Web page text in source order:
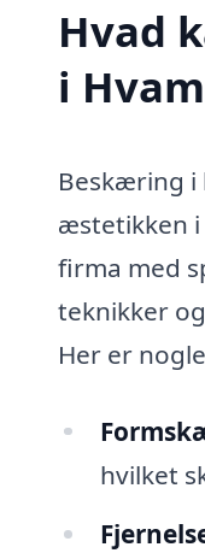
Hvad
i
Beskæring i
æstetikken i
firma med
teknikker
Her er
hvilket